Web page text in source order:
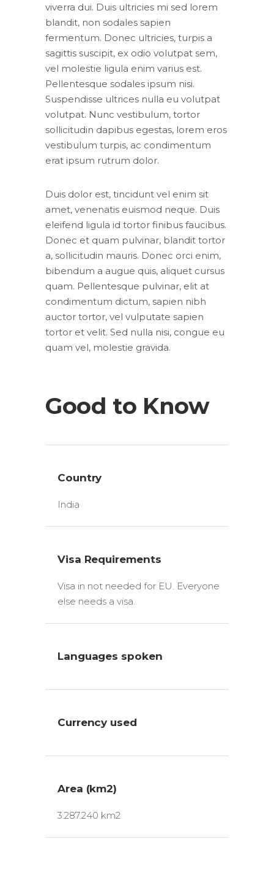
viverra dui. Duis ultricies mi sed lorem
blandit, non sodales sapien
fermentum. Donec ultricies, turpis a
sagittis suscipit, ex odio volutpat sem,
vel molestie ligula enim varius est.
Pellentesque sodales ipsum nisi.
Suspendisse ultrices nulla eu volutpat
volutpat. Nunc vestibulum, tortor
sollicitudin dapibus egestas, lorem eros
vestibulum turpis, ac condimentum
erat ipsum rutrum dolor.
Duis dolor est, tincidunt vel enim sit
amet, venenatis euismod neque. Duis
eleifend ligula id tortor finibus faucibus.
Donec et quam pulvinar, blandit tortor
a, sollicitudin mauris. Donec orci enim,
bibendum a augue quis, aliquet cursus
quam. Pellentesque pulvinar, elit at
condimentum dictum, sapien nibh
auctor tortor, vel vulputate sapien
tortor et velit. Sed nulla nisi, congue eu
quam vel, molestie gravida.
Good to Know
Country
India
Visa Requirements
Visa in not needed for EU. Everyone
else needs a visa.
Languages spoken
Currency used
Area (km2)
3.287.240 km2